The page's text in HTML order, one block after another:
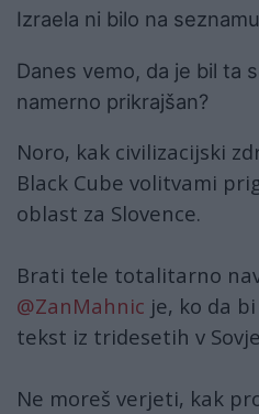
Izraela ni bilo na
Danes vemo, da je bil ta
namerno prikrajšan?
Noro, kak civilizacijski
Black Cube volitvami
oblast za Slovence.
Brati tele totalitarno
@ZanMahnic je, ko da
tekst iz tridesetih v
Ne moreš verjeti, kak